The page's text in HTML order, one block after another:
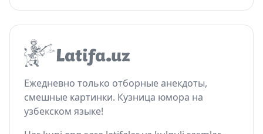
Ежедневно только отборные анекдоты,
смешные картинки. Кузница юмора на
узбекском языке!